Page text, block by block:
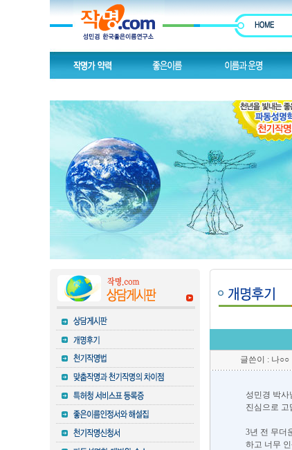
글쓴이 : 나○○
성민경 박사
진심으로 고
3년 전 무더
하고 너무